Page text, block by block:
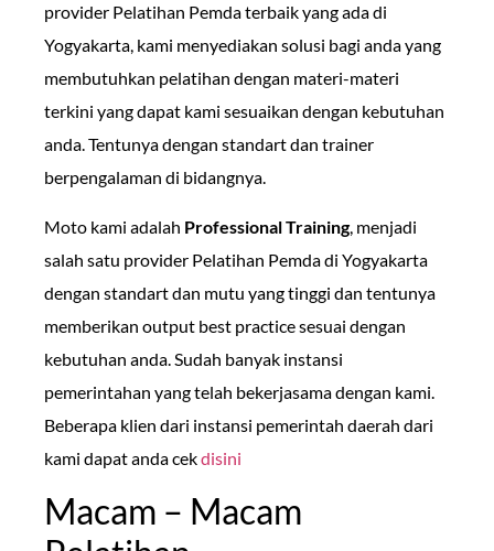
provider Pelatihan Pemdaterbaik yang ada di
Yogyakarta, kami menyediakan solusi bagi anda yang
membutuhkan pelatihan dengan materi-materi
terkini yang dapat kami sesuaikan dengan kebutuhan
anda. Tentunya dengan standart dan trainer
berpengalaman di bidangnya.
Moto kami adalah Professional Training, menjadi
salah satu provider Pelatihan Pemda di Yogyakarta
dengan standart dan mutu yang tinggi dan tentunya
memberikan output best practice sesuai dengan
kebutuhan anda. Sudah banyak instansi
pemerintahan yang telah bekerjasama dengan kami.
Beberapa klien dari instansi pemerintah daerah dari
kami dapat anda cekdisini
Macam – Macam